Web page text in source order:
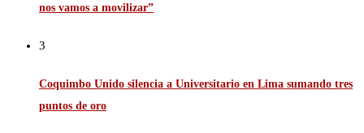
nos vamos a movilizar”
3
Coquimbo Unido silencia a Universitario en Lima sumando tres
puntos de oro